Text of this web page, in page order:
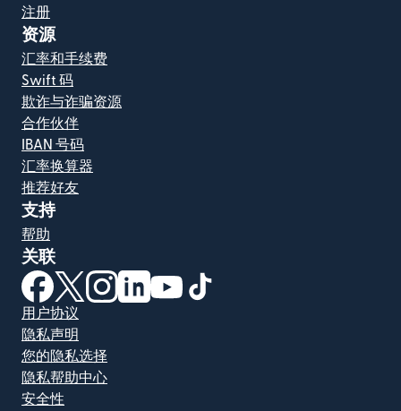
注册
资源
汇率和手续费
Swift 码
欺诈与诈骗资源
合作伙伴
IBAN 号码
汇率换算器
推荐好友
支持
帮助
关联
（在新窗口中打开）
（在新窗口中打开）
（在新窗口中打开）
（在新窗口中打开）
（在新窗口中打开）
用户协议
隐私声明
您的隐私选择
隐私帮助中心
安全性